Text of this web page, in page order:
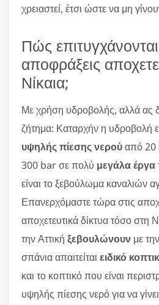
χρειαστεί, έτσι ώστε να μη
Πώς
αποφράξεις
Νίκαια;
Με χρήση υδροβολής, αλλά ας
ζήτημα: Καταρχήν η υδροβολή
υψηλής πίεσης νερούαπό 20
300 bar σε πολύ μεγάλα έργα
είναι το ξεβούλωμα καναλιών
Επανερχόμαστε τώρα στις
αποχετευτικά δίκτυα τόσο στη
την Αττική ξεβουλώνουν με
σπάνια απαιτείται ειδικό
και το κοπτικό που είναι
υψηλής πίεσης νερό για να